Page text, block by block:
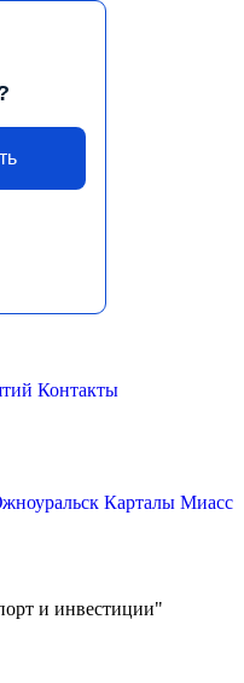
Контакты
Карталы Миасс
и инвестиции"